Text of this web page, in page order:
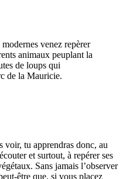
venez repèrer
animaux peuplant la
de loups qui
de la Mauricie.
voir, tu apprendras donc, au
et surtout, à repérer ses
Sans jamais l’observer
être que, si vous placez